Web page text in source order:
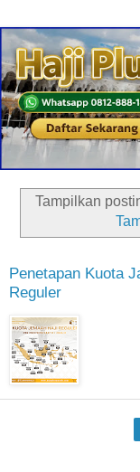
Tampilkan
Penetapan Kuota
Reguler